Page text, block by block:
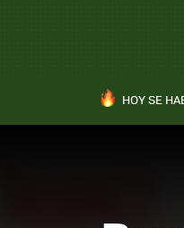
HOY SE